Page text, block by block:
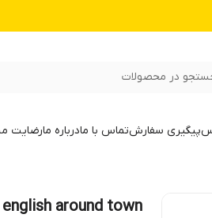
در محصولات
پیگیری سفارشتماس با مادرباره مارضایت
around town